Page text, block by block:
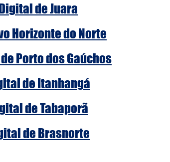
de Juara
Horizonte do Norte
Porto dos Gaúchos
de Itanhangá
de Tabaporã
de Brasnorte